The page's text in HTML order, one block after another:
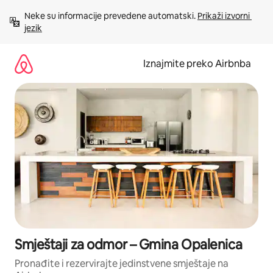
sadržaj
Neke su informacije prevedene automatski. Prikaži izvorni
jezik
Iznajmite preko Airbnba
Smještaji za odmor – Gmina Opalenica
Pronađite i rezervirajte jedinstvene smještaje na